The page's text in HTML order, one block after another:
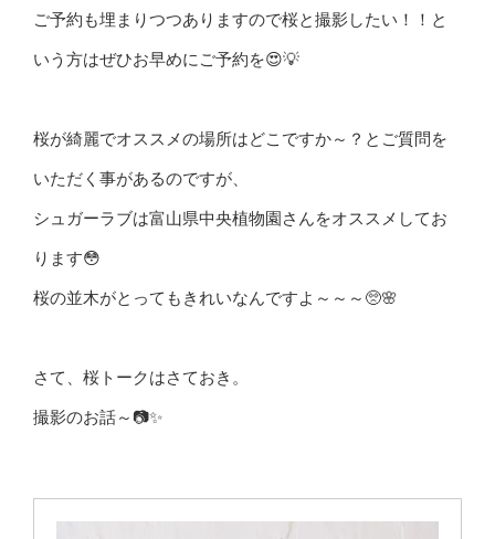
ご予約も埋まりつつありますので桜と撮影したい！！と
いう方はぜひお早めにご予約を😍💡
桜が綺麗でオススメの場所はどこですか～？とご質問を
いただく事があるのですが、
シュガーラブは富山県中央植物園さんをオススメしてお
ります😳
桜の並木がとってもきれいなんですよ～～～🥺🌸
さて、桜トークはさておき。
撮影のお話～📷✨